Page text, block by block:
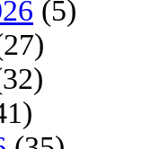
(5)